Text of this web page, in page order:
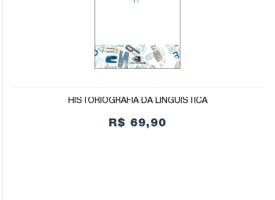
HISTORIOGRAFIA DA LINGUÍSTICA
R$ 69,90